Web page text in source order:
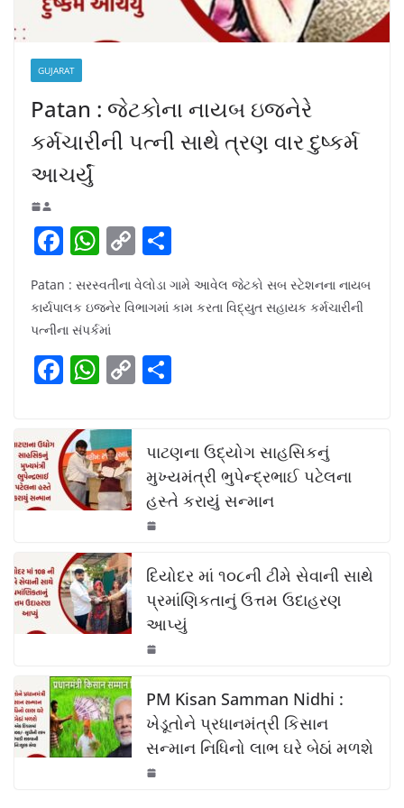
GUJARAT
Patan : જેટકોના નાયબ ઇજનેરે
કર્મચારીની પત્ની સાથે ત્રણ વાર દુષ્કર્મ
આચર્યું
F
c
e
b
o
k
W
h
at
s
A
p
C
o
p
Li
n
h
ar
Patan : સરસ્વતીના વેલોડા ગામે આવેલ જેટકો સબ સ્ટેશનના નાયબ
કાર્યપાલક ઇજનેર વિભાગમાં કામ કરતા વિદ્યુત સહાયક કર્મચારીની
પત્નીના સંપર્કમાં
F
c
e
b
o
o
k
W
at
s
A
p
p
C
y
Li
n
k
e
પાટણના ઉદ્યોગ સાહસિકનું
મુખ્યમંત્રી ભુપેન્દ્રભાઈ પટેલના
હસ્તે કરાયું સન્માન
દિયોદર માં ૧૦૮ની ટીમે સેવાની સાથે
પ્રમાંણિકતાનું ઉત્તમ ઉદાહરણ
આપ્યું
PM Kisan Samman Nidhi :
ખેડૂતોને પ્રધાનમંત્રી કિસાન
સન્માન નિધિનો લાભ ઘરે બેઠાં મળશે